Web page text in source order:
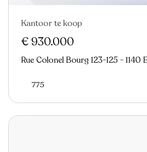
Kantoor te koop
€ 930.000
Rue Colonel Bourg 123-125 - 1140
775